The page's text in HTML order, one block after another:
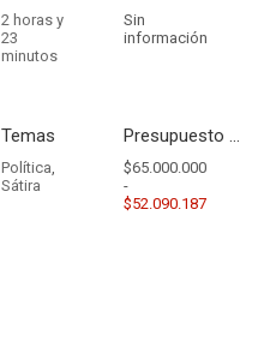
2 horas y
23
minutos
Sin
información
Temas
Política,
Sátira
Presupuesto - Ingresos
$65.000.000
-
$52.090.187